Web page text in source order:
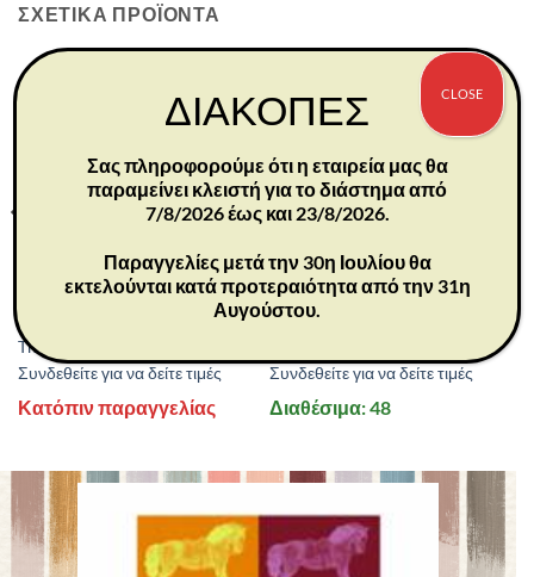
ΣΧΕΤΙΚΆ ΠΡΟΪΌΝΤΑ
ΔΩΡΑ
The Three Wise Men 22 cm
Συνδεθείτε για να δείτε τιμές
Κατόπιν παραγγελίας
26121
Συνδεθείτε για να δείτε τιμές
Διαθέσιμα: 48
ΔΙΑΚΟΠΕΣ
Σας πληροφορούμε ότι η εταιρεία μας θα
παραμείνει κλειστή για το διάστημα από
7/8/2026 έως και 23/8/2026.
Παραγγελίες μετά την 30η Ιουλίου θα
εκτελούνται κατά προτεραιότητα από την 31η
Αυγούστου.
CLOSE